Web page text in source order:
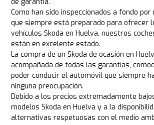
Como han sido inspeccionados a fondo
que siempre está preparado para ofrecer
vehículos Skoda en Huelva, nuestros
están en excelente estado.
La compra de un Skoda de ocasión en
acompañada de todas las garantías,
poder conducir el automóvil que siempre
ninguna preocupación.
Debido a los precios extremadamente
modelos Skoda en Huelva y a la
alternativas respetuosas con el medio